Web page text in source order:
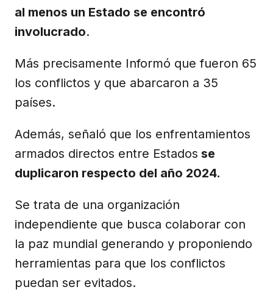
al menos un Estado se encontró
involucrado.
Más precisamente Informó que fueron 65
los conflictos y que abarcaron a 35
países.
Además, señaló que los enfrentamientos
armados directos entre Estados se
duplicaron respecto del año 2024.
Se trata de una organización
independiente que busca colaborar con
la paz mundial generando y proponiendo
herramientas para que los conflictos
puedan ser evitados.